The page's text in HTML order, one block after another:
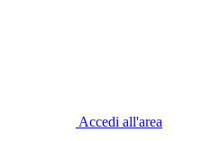
Accedi all'area